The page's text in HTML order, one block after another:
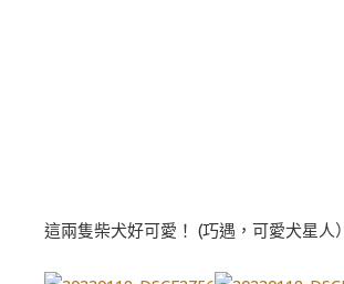
這兩隻柴犬好可愛！ (巧遇，可愛犬星人）